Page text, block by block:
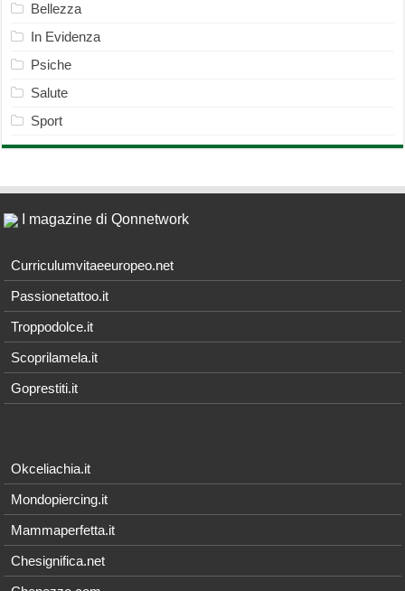
Bellezza
In Evidenza
Psiche
Salute
Sport
I magazine di Qonnetwork
Curriculumvitaeeuropeo.net
Passionetattoo.it
Troppodolce.it
Scoprilamela.it
Goprestiti.it
Okceliachia.it
Mondopiercing.it
Mammaperfetta.it
Chesignifica.net